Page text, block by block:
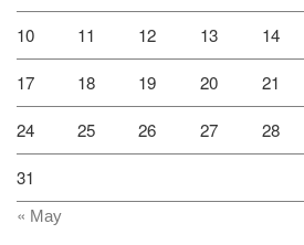
10 11 12 13 14
17 18 19 20 21
24 25 26 27 28
31
« Мау